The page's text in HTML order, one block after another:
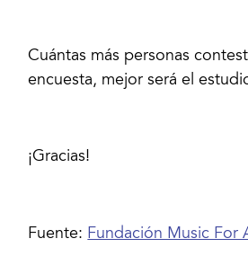
Cuántas más personas
encuesta, mejor será el
¡Gracias!
Fuente: Fundación Music For